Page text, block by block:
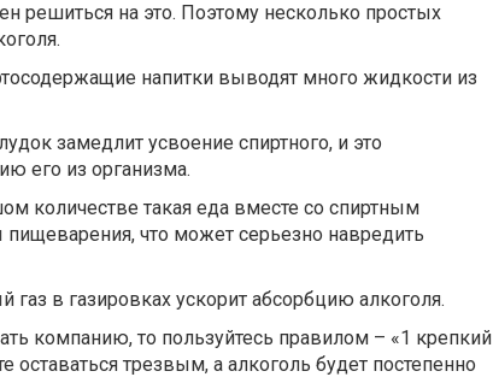
решиться на это. Поэтому несколько простых
напитки выводят много жидкости из
замедлит усвоение спиртного, и это
его из организма.
количестве такая еда вместе со спиртным
что может серьезно навредить
газ в газировках ускорит абсорбцию алкоголя.
компанию, то пользуйтесь правилом – «1 крепкий
оставаться трезвым, а алкоголь будет постепенно